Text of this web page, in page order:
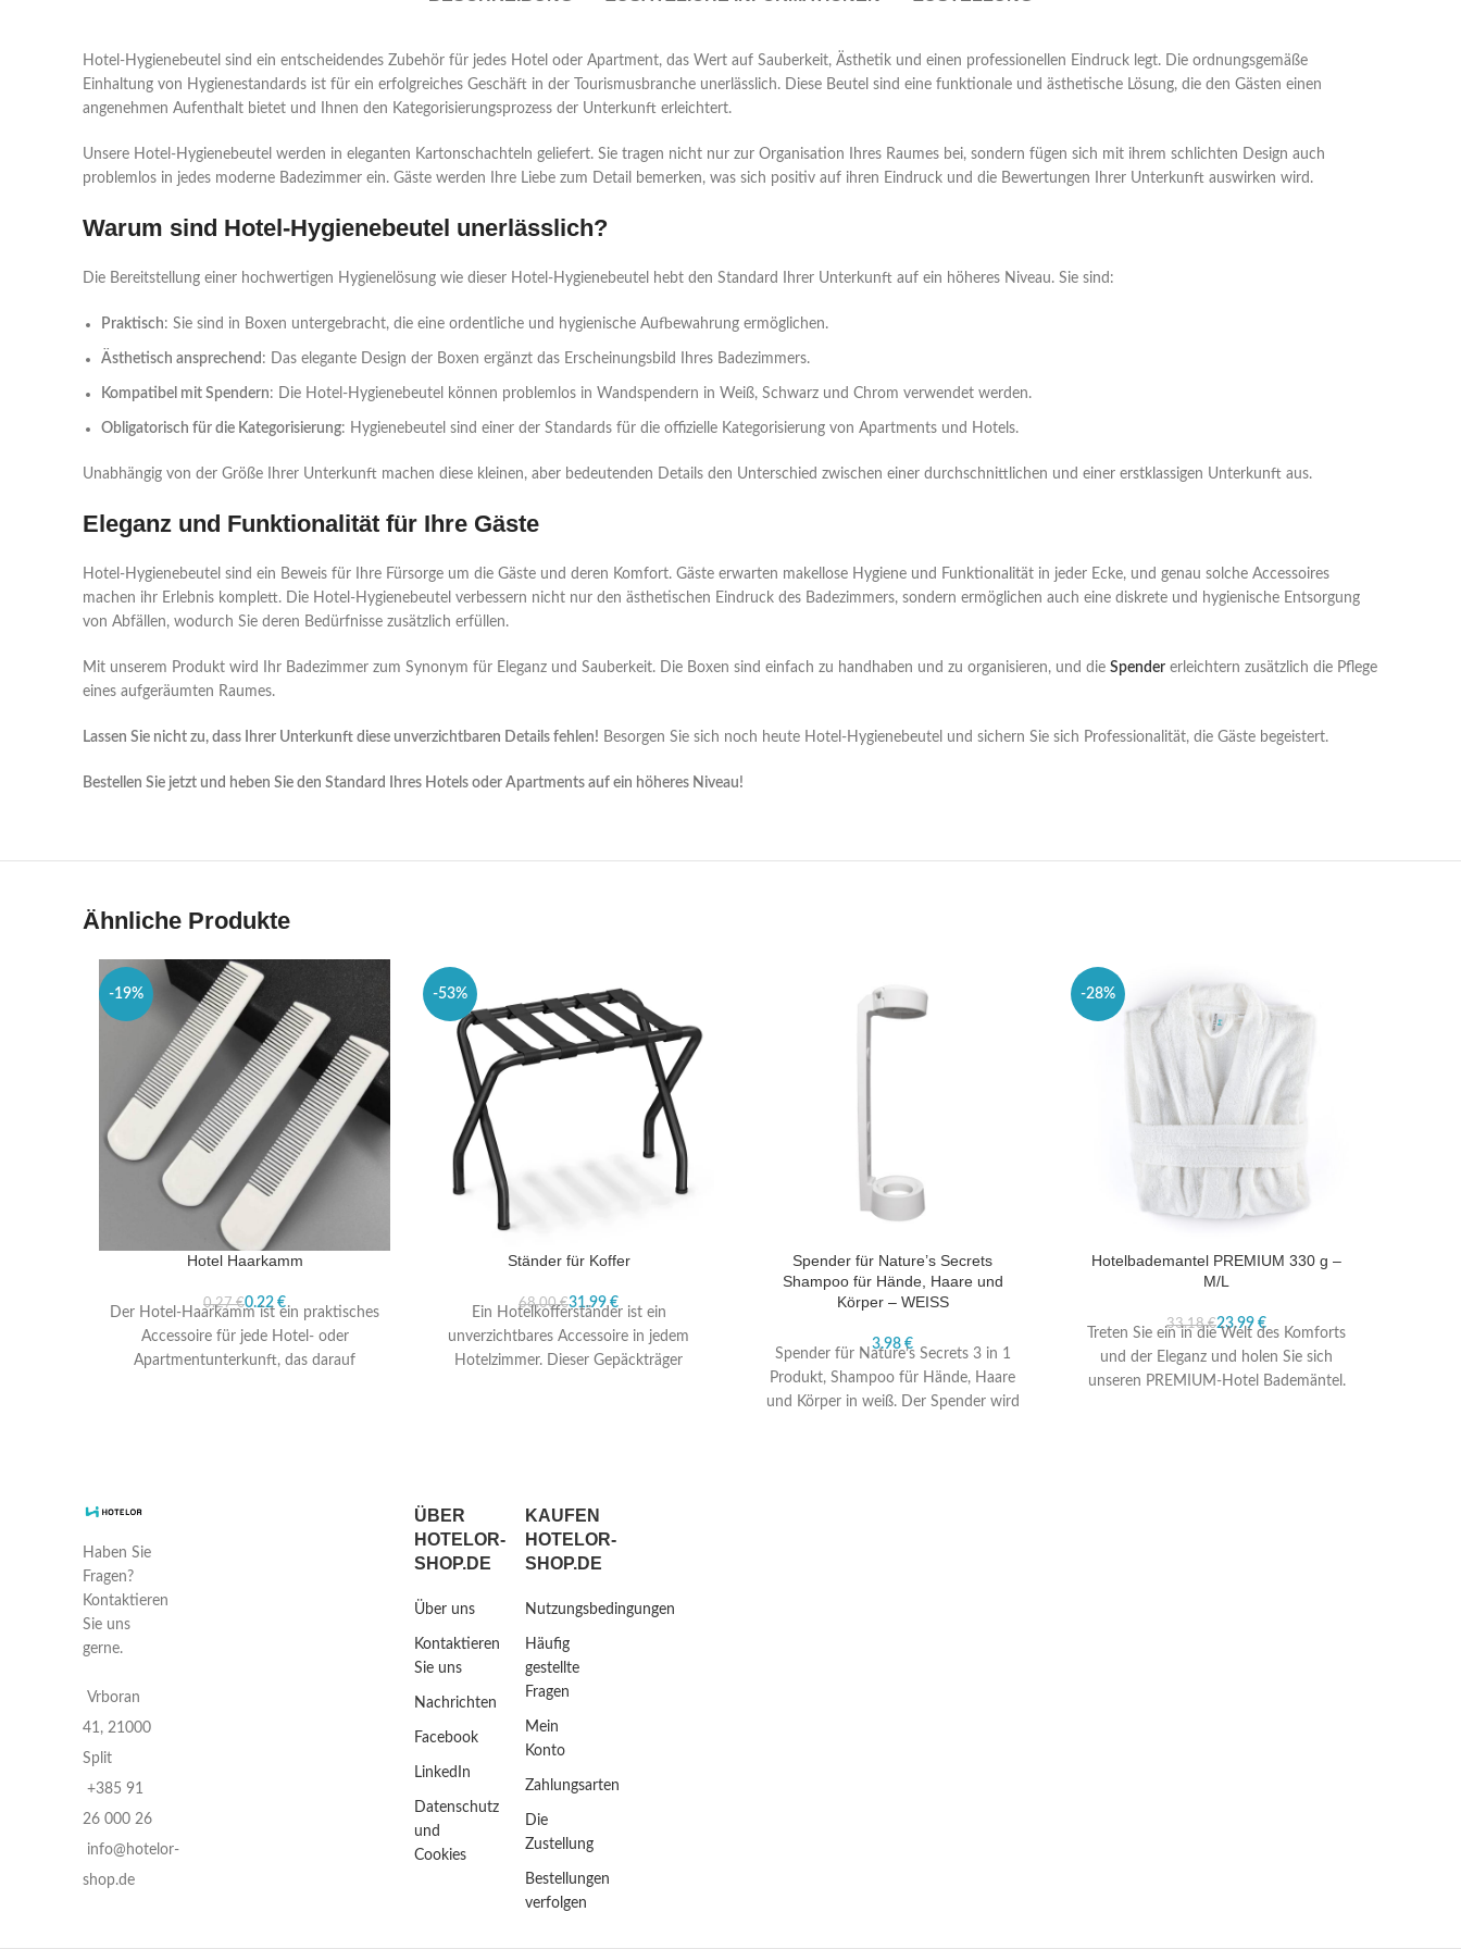
Hotel-Hygienebeutel sind ein entscheidendes Zubehör für jedes Hotel oder Apartment, das Wert auf Sauberkeit, Ästhetik und einen professionellen Eindruck legt. Die ordnungsgemäße
Einhaltung von Hygienestandards ist für ein erfolgreiches Geschäft in der Tourismusbranche unerlässlich. Diese Beutel sind eine funktionale und ästhetische Lösung, die den Gästen einen
angenehmen Aufenthalt bietet und Ihnen den Kategorisierungsprozess der Unterkunft erleichtert.
Unsere Hotel-Hygienebeutel werden in eleganten Kartonschachteln geliefert. Sie tragen nicht nur zur Organisation Ihres Raumes bei, sondern fügen sich mit ihrem schlichten Design auch
problemlos in jedes moderne Badezimmer ein. Gäste werden Ihre Liebe zum Detail bemerken, was sich positiv auf ihren Eindruck und die Bewertungen Ihrer Unterkunft auswirken wird.
Warum sind Hotel-Hygienebeutel unerlässlich?
Die Bereitstellung einer hochwertigen Hygienelösung wie dieser Hotel-Hygienebeutel hebt den Standard Ihrer Unterkunft auf ein höheres Niveau. Sie sind:
Praktisch: Sie sind in Boxen untergebracht, die eine ordentliche und hygienische Aufbewahrung ermöglichen.
Ästhetisch ansprechend : Das elegante Design der Boxen ergänzt das Erscheinungsbild Ihres Badezimmers.
Kompatibel mit Spendern: Die Hotel-Hygienebeutel können problemlos in Wandspendern in Weiß, Schwarz und Chrom verwendet werden.
Obligatorisch für die Kategorisierung: Hygienebeutel sind einer der Standards für die offizielle Kategorisierung von Apartments und Hotels.
Unabhängig von der Größe Ihrer Unterkunft machen diese kleinen, aber bedeutenden Details den Unterschied zwischen einer durchschnittlichen und einer erstklassigen Unterkunft aus.
Eleganz und Funktionalität für Ihre Gäste
Hotel-Hygienebeutel sind ein Beweis für Ihre Fürsorge um die Gäste und deren Komfort. Gäste erwarten makellose Hygiene und Funktionalität in jeder Ecke, und genau solche Accessoires
machen ihr Erlebnis komplett. Die Hotel-Hygienebeutel verbessern nicht nur den ästhetischen Eindruck des Badezimmers, sondern ermöglichen auch eine diskrete und hygienische Entsorgung
von Abfällen, wodurch Sie deren Bedürfnisse zusätzlich erfüllen.
Mit unserem Produkt wird Ihr Badezimmer zum Synonym für Eleganz und Sauberkeit. Die Boxen sind einfach zu handhaben und zu organisieren, und die Spender erleichtern zusätzlich die Pflege
eines aufgeräumten Raumes.
Lassen Sie nicht zu, dass Ihrer Unterkunft diese unverzichtbaren Details fehlen! Besorgen Sie sich noch heute Hotel-Hygienebeutel und sichern Sie sich Professionalität, die Gäste begeistert.
Bestellen Sie jetzt und heben Sie den Standard Ihres Hotels oder Apartments auf ein höheres Niveau!
Ähnliche Produkte
-19%
Hotel Haarkamm
0.27€0.22 €
Der Hotel-Haarkamm ist ein praktisches
Accessoire für jede Hotel- oder
Apartmentunterkunft, das darauf
-53%
Ständer für Koffer
68.00€31.99€
Ein Hotelkofferständer ist ein
unverzichtbares Accessoire in jedem
Hotelzimmer. Dieser Gepäckträger
Spender für Nature’s Secrets
Shampoo für Hände, Haare und
Körper – WEISS
€
Spender für Nature’s Secrets 3 in 1
Produkt, Shampoo für Hände, Haare
und Körper in weiß. Der Spender wird
-28%
Hotelbademantel PREMIUM 330 g –
M/L
33.18€23.99 €
Treten Sie ein in die Welt des Komforts
und der Eleganz und holen Sie sich
unseren PREMIUM-Hotel Bademäntel.
Haben Sie
Fragen?
Kontaktieren
Sie uns
gerne.
Vrboran
41, 21000
Split
+385 91
26 000 26
info@hotelor-
shop.de
ÜBER
HOTELOR-
SHOP.DE
Über uns
Kontaktieren
Sie uns
Nachrichten
Facebook
LinkedIn
Datenschutz
und
Cookies
KAUFEN
HOTELOR-
SHOP.DE
Nutzungsbedingungen
Häufig
gestellte
Fragen
Mein
Konto
Zahlungsarten
Die
Zustellung
Bestellungen
verfolgen